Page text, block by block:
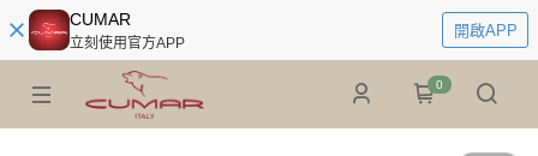
CUMAR
立刻使用官方APP
開啟APP
0